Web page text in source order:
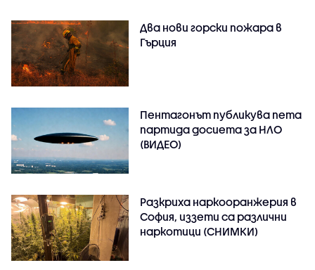
Два нови горски пожара в
Гърция
Пентагонът публикува пета
партида досиета за НЛО
(ВИДЕО)
Разкриха наркооранжерия в
София, иззети са различни
наркотици (СНИМКИ)